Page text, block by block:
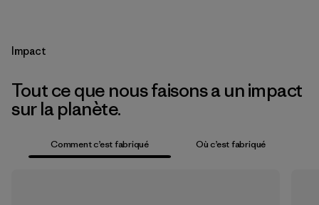
Impact
Tout ce que nous faisons a un impact
sur la planète.
Comment c’est fabriqué Où c’est fabriqué